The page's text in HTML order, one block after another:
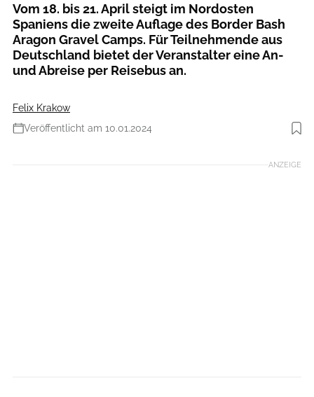
Vom 18. bis 21. April steigt im Nordosten
Spaniens die zweite Auflage des Border Bash
Aragon Gravel Camps. Für Teilnehmende aus
Deutschland bietet der Veranstalter eine An-
und Abreise per Reisebus an.
Felix Krakow
Veröffentlicht am 10.01.2024
Foto: borderbash.cc
ANZEIGE